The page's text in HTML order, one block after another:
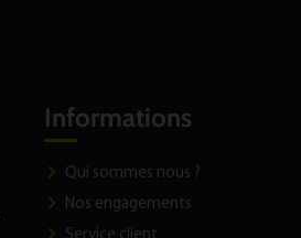
Informations
Qui sommes nous ?
Nos engagements